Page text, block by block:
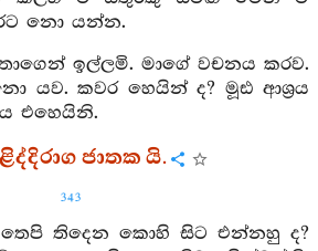
නො යන්න.
තාගෙන් ඉල්ලමි. මාගේ වචනය කරව.
යව. කවර හෙයින් ද? මූඪ ආශ්‍රය
එහෙයිනි.
ජාතක යි.
343
තෙපි තිදෙන කොහි සිට එන්නහු ද?